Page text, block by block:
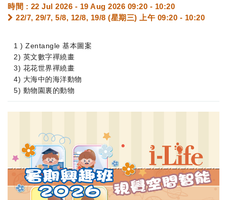
時間 : 22 Jul 2026 - 19 Aug 2026 09:20 - 10:20
22/7, 29/7, 5/8, 12/8, 19/8 (星期三) 上午 09:20 - 10:20
1 ) Zentangle 基本圖案
2) 英文數字禪繞畫
3) 花花世界禪繞畫
4) 大海中的海洋動物
5) 動物園裏的動物